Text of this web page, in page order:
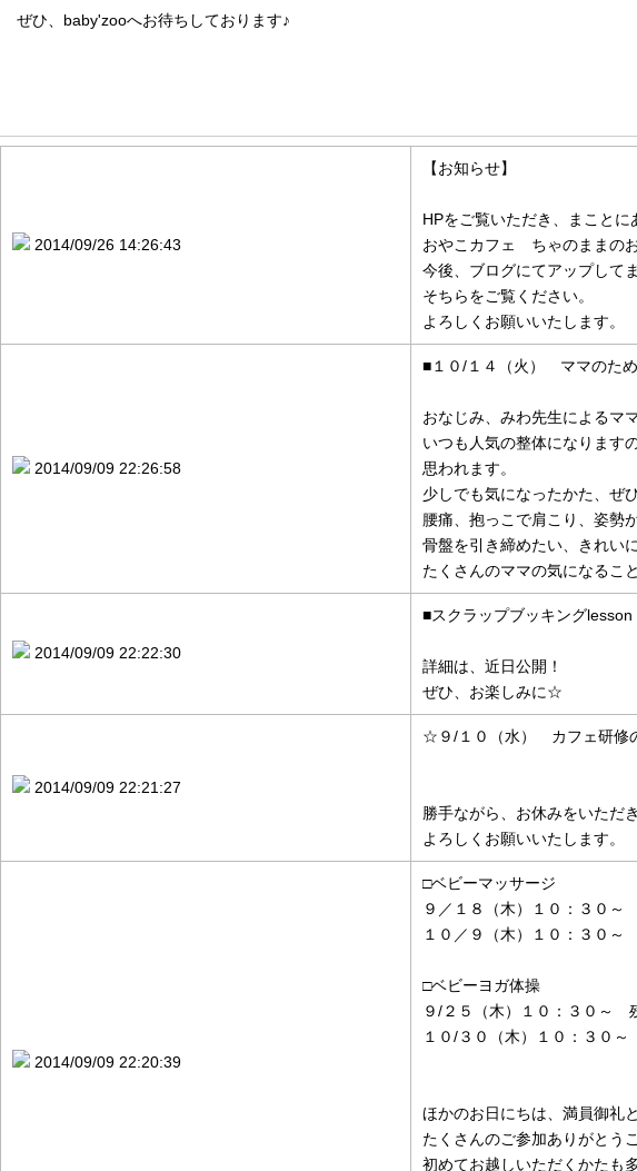
ぜひ、baby'zooへお待ちしております♪
2014/09/26 14:26:43
【お知らせ】
HPをご覧いただき、まことに
おやこカフェ ちゃのままの
今後、ブログにてアップして
そちらをご覧ください。
よろしくお願いいたします。
2014/09/09 22:26:58
■１０/１４（火） ママのた
おなじみ、みわ先生によるマ
いつも人気の整体になります
思われます。
少しでも気になったかた、ぜ
腰痛、抱っこで肩こり、姿勢
骨盤を引き締めたい、きれい
たくさんのママの気になるこ
2014/09/09 22:22:30
■スクラップブッキングlesson
詳細は、近日公開！
ぜひ、お楽しみに☆
2014/09/09 22:21:27
☆９/１０（水） カフェ研修
勝手ながら、お休みをいただ
よろしくお願いいたします。
2014/09/09 22:20:39
□ベビーマッサージ
９／１８（木）１０：３０～
１０／９（木）１０：３０～
□ベビーヨガ体操
９/２５（木）１０：３０～
１０/３０（木）１０：３０
ほかのお日にちは、満員御礼
たくさんのご参加ありがとう
初めてお越しいただくかたも